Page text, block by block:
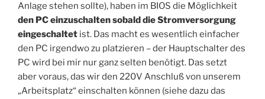
Anlage stehen sollte), haben im BIOS die Möglichkeit
den PC einzuschalten sobald die Stromversorgung
eingeschaltet ist. Das macht es wesentlich einfacher
den PC irgendwo zu platzieren – der Hauptschalter des
PC wird bei mir nur ganz selten benötigt. Das setzt
aber voraus, das wir den 220V Anschluß von unserem
„Arbeitsplatz“ einschalten können (siehe dazu das